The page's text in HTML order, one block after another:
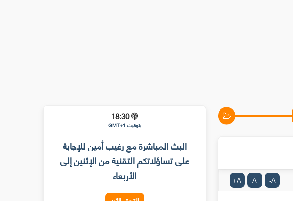
A
-
A
A
+
18:30
بتوقيت GMT+1
البث المباشرة مع رغيب أمين للإجابة
على تساؤلاتكم التقنية من الإثنين إلى
الأربعاء